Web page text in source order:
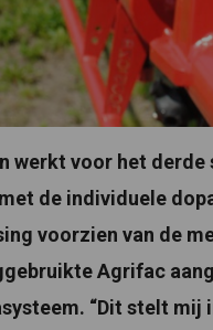
werkt voor het derde
de individuele
voorzien van de
Agrifac
“Dit stelt mij